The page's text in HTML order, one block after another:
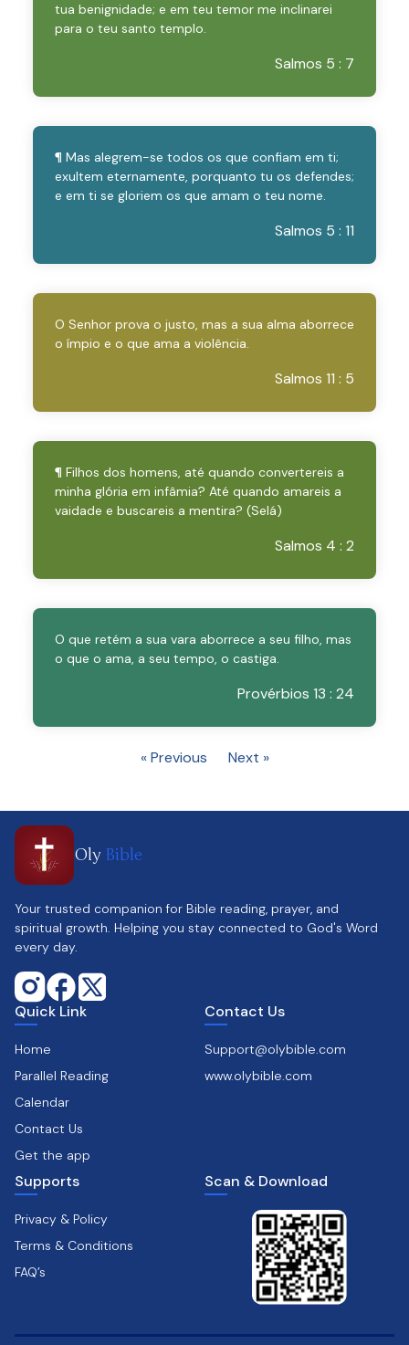
tua benignidade; e em teu temor me inclinarei
para o teu santo templo.
Salmos 5 : 7
¶ Mas alegrem-se todos os que confiam em ti;
exultem eternamente, porquanto tu os defendes;
e em ti se gloriem os que amam o teu nome.
Salmos 5 : 11
O Senhor prova o justo, mas a sua alma aborrece
o ímpio e o que ama a violência.
Salmos 11 : 5
¶ Filhos dos homens, até quando convertereis a
minha glória em infâmia? Até quando amareis a
vaidade e buscareis a mentira? (Selá)
Salmos 4 : 2
O que retém a sua vara aborrece a seu filho, mas
o que o ama, a seu tempo, o castiga.
Provérbios 13 : 24
« Previous Next »
Oly Bible
Your trusted companion for Bible reading, prayer, and
spiritual growth. Helping you stay connected to God's Word
every day.
Quick Link
Home
Parallel Reading
Calendar
Contact Us
Get the app
Contact Us
Support@olybible.com
www.olybible.com
Supports
Privacy & Policy
Terms & Conditions
FAQ’s
Scan & Download